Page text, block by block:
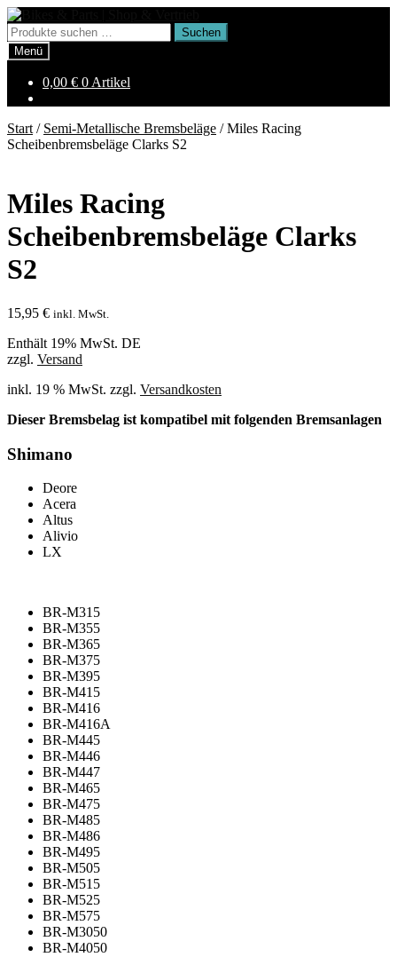
Zur
Navigation
springen
Zum
Inhalt
springen
Suchen
nach:
Suchen
Menü
0,00 € 0 Artikel
Start / Semi-Metallische Bremsbeläge /Miles Racing
Scheibenbremsbeläge Clarks S2
Miles Racing
Scheibenbremsbeläge Clarks
S2
15,95 € inkl. MwSt.
Enthält 19% MwSt. DE
zzgl. Versand
inkl. 19 % MwSt. zzgl. Versandkosten
Dieser Bremsbelag ist kompatibel mit folgenden Bremsanlagen
Shimano
Deore
Acera
Altus
Alivio
LX
BR-M315
BR-M355
BR-M365
BR-M375
BR-M395
BR-M415
BR-M416
BR-M416A
BR-M445
BR-M446
BR-M447
BR-M465
BR-M475
BR-M485
BR-M486
BR-M495
BR-M505
BR-M515
BR-M525
BR-M575
BR-M3050
BR-M4050